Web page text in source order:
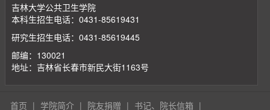
吉林大学公共卫生学院
本科生招生电话：0431-85619431
研究生招生电话：0431-85619445
邮编：130021
地址：吉林省长春市新民大街1163号
首页 | 学院简介 | 院友捐赠 | 书记、院长信箱 |